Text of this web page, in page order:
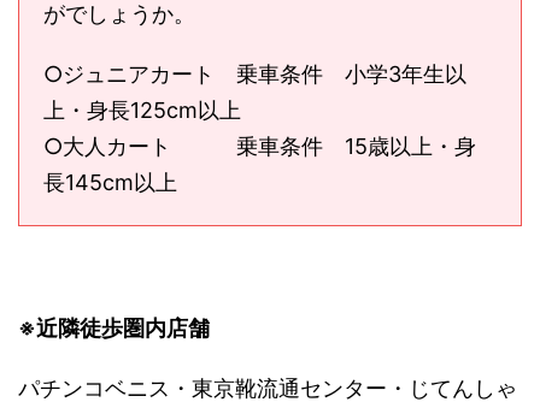
がでしょうか。
○ジュニアカート 乗車条件 小学3年生以
上・身長125cm以上
○大人カート 乗車条件 15歳以上・身
長145cm以上
※近隣徒歩圏内店舗
パチンコベニス・東京靴流通センター・じてんしゃ